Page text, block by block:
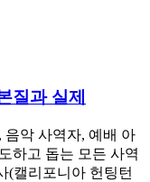
질과 실제
음악 사역자, 예배 아
하고 돕는 모든 사역
(캘리포니아 헌팅턴